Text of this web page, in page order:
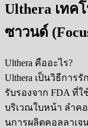
Ulthera เทค
ซาวนด์
Ulthera คืออะไร?
Ulthera เป็นวิธีการ
รับรองจาก FDA ที่
บริเวณใบหน้า ลำค
นการผลิตคอลลาเจ